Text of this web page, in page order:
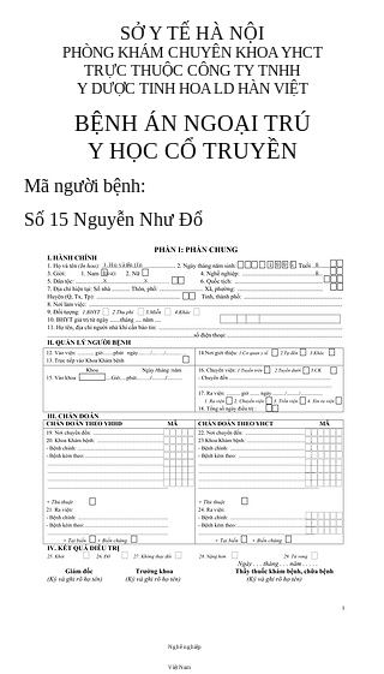
SỞ Y TẾ HÀ NỘI
PHÒNG KHÁM CHUYÊN KHOA YHCT
TRỰC THUỘC CÔNG TY TNHH
Y DƯỢC TINH HOA LD HÀN VIỆT
BỆNH ÁN NGOẠI TRÚ
Y HỌC CỔ TRUYỀN
Mã người bệnh:
Số 15 Nguyễn Như Đổ
1. Họ và tên (In
hoa):
1 9 9 5
8
8
X
X
Nghề nghiệp
Việt Nam